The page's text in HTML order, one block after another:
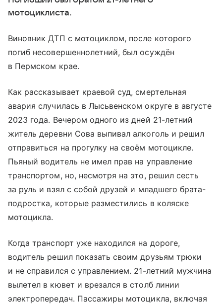
мотоциклиста.
Виновник ДТП с мотоциклом, после которого
погиб несовершеннолетний, был осуждён
в Пермском крае.
Как рассказывает краевой суд, смертельная
авария случилась в Лысьвенском округе в августе
2023 года. Вечером одного из дней 21-летний
житель деревни Сова выпивал алкоголь и решил
отправиться на прогулку на своём мотоцикле.
Пьяный водитель не имел прав на управление
транспортом, но, несмотря на это, решил сесть
за руль и взял с собой друзей и младшего брата-
подростка, которые разместились в коляске
мотоцикла.
Когда транспорт уже находился на дороге,
водитель решил показать своим друзьям трюки
и не справился с управлением. 21-летний мужчина
вылетел в кювет и врезался в столб линии
электропередач. Пассажиры мотоцикла, включая